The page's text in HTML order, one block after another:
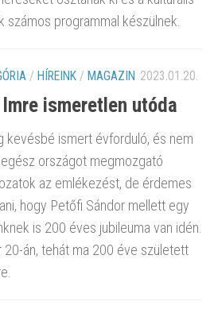
számos programmal készülnek.
/ HÍREINK / MAGAZIN 2023.01.20.
Imre ismeretlen utóda
kevésbé ismert évforduló, és nem
országot megmozgató
az emlékezést, de érdemes
hogy Petőfi Sándor mellett egy
is 200 éves jubileuma van idén.
20-án, tehát ma 200 éve született